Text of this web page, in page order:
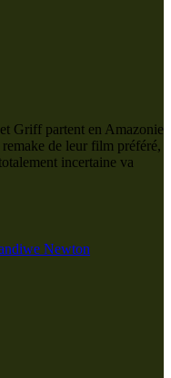
Griff partent en Amazonie
de leur film préféré,
incertaine va
Newton